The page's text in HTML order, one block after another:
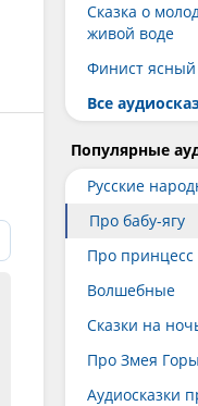
Сказка о
живой воде
Финист ясный
Все
Популярные
Русские
Про бабу-ягу
Про принцесс
Волшебные
Сказки на
Про Змея
Аудиосказки